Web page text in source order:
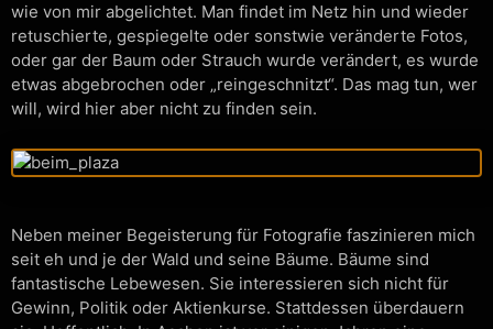
wie von mir abgelichtet. Man findet im Netz hin und wieder
retuschierte, gespiegelte oder sonstwie veränderte Fotos,
oder gar der Baum oder Strauch wurde verändert, es wurde
etwas abgebrochen oder „reingeschnitzt“. Das mag tun, wer
will, wird hier aber nicht zu finden sein.
Neben meiner Begeisterung für Fotografie faszinieren mich
seit eh und je der Wald und seine Bäume. Bäume sind
fantastische Lebewesen. Sie interessieren sich nicht für
Gewinn, Politik oder Aktienkurse. Stattdessen überdauern